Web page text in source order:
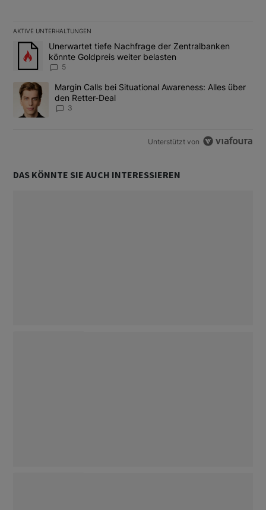
AKTIVE UNTERHALTUNGEN
Das Folgende ist eine Liste der am meisten kommentierten
Ein Trendartikel mit dem Titel "Unerwartet tiefe Nachfrage der
Unerwartet tiefe Nachfrage der Zentralbanken
könnte Goldpreis weiter belasten
5
Ein Trendartikel mit dem Titel "Margin Calls bei Situational
Margin Calls bei Situational Awareness: Alles über
den Retter-Deal
3
Unterstützt von
DAS KÖNNTE SIE AUCH INTERESSIEREN